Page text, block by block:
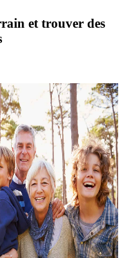
et trouver des